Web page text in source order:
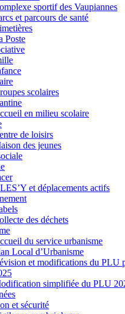
sportif des Vaupiannes
et parcours de santé
Poste
scolaires
en milieu scolaire
de loisirs
des jeunes
et déplacements actifs
des déchets
du service urbanisme
Local d’Urbanisme
et modifications du PLU
simplifiée du PLU
et sécurité